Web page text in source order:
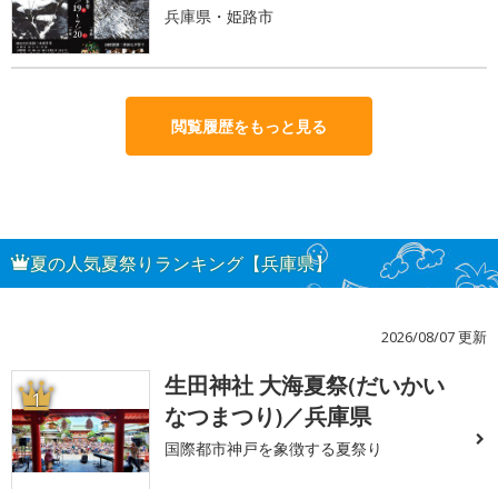
兵庫県・姫路市
閲覧履歴をもっと見る
夏の人気夏祭りランキング【兵庫県】
2026/08/07 更新
1
生田神社 大海夏祭(だいかい
なつまつり)／兵庫県
国際都市神戸を象徴する夏祭り